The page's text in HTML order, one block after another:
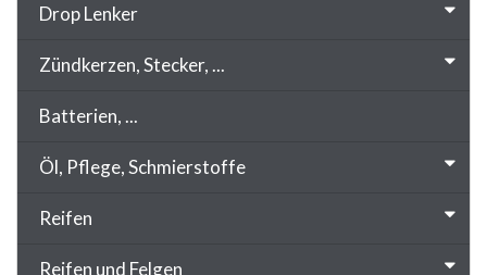
Drop Lenker
Zündkerzen, Stecker, ...
Batterien, ...
Öl, Pflege, Schmierstoffe
Reifen
Reifen und Felgen